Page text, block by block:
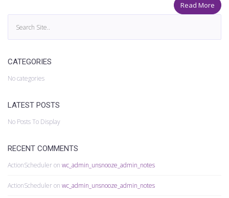
Read More
CATEGORIES
No categories
LATEST POSTS
No Posts To Display
RECENT COMMENTS
ActionScheduleron wc_admin_unsnooze_admin_notes
ActionScheduleron wc_admin_unsnooze_admin_notes